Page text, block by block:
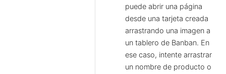
puede abrir una página
desde una tarjeta creada
arrastrando una imagen a
un tablero de Banban. En
ese caso, intente arrastrar
un nombre de producto o